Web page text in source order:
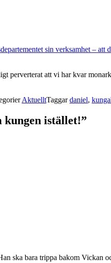
sin verksamhet –
perverterat att vi har kvar
AktuelltTaggardaniel,
istället!”
ska bara trippa bakom Vickan